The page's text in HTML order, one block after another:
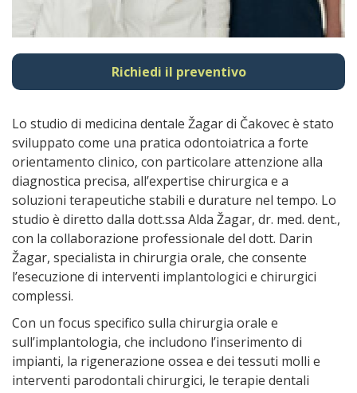
Richiedi il preventivo
Lo studio di medicina dentale Žagar di Čakovec è stato
sviluppato come una pratica odontoiatrica a forte
orientamento clinico, con particolare attenzione alla
diagnostica precisa, all’expertise chirurgica e a
soluzioni terapeutiche stabili e durature nel tempo. Lo
studio è diretto dalla dott.ssa Alda Žagar, dr. med. dent.,
con la collaborazione professionale del dott. Darin
Žagar, specialista in chirurgia orale, che consente
l’esecuzione di interventi implantologici e chirurgici
complessi.
Con un focus specifico sulla chirurgia orale e
sull’implantologia, che includono l’inserimento di
impianti, la rigenerazione ossea e dei tessuti molli e
interventi parodontali chirurgici, le terapie dentali